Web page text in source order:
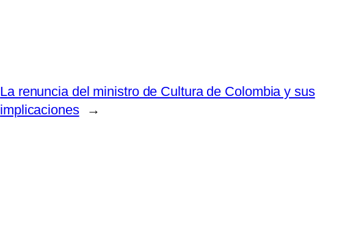
La renuncia del ministro de Cultura de Colombia y sus
implicaciones
→